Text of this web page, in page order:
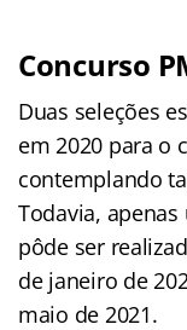
Concurso
Duas seleções
em 2020 para o
contemplando
Todavia, apenas
pôde ser
de janeiro de
maio de 2021.